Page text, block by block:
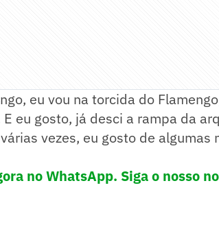
eu vou na torcida do
eu gosto, já desci a rampa da
vezes, eu gosto de algumas
no WhatsApp. Siga o nosso